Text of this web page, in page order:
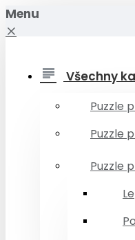
Menu
Všechny
Puzzle
Puzzle
Puzzle